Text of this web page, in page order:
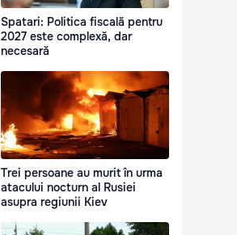
Spatari: Politica fiscală pentru
2027 este complexă, dar
necesară
Trei persoane au murit în urma
atacului nocturn al Rusiei
asupra regiunii Kiev